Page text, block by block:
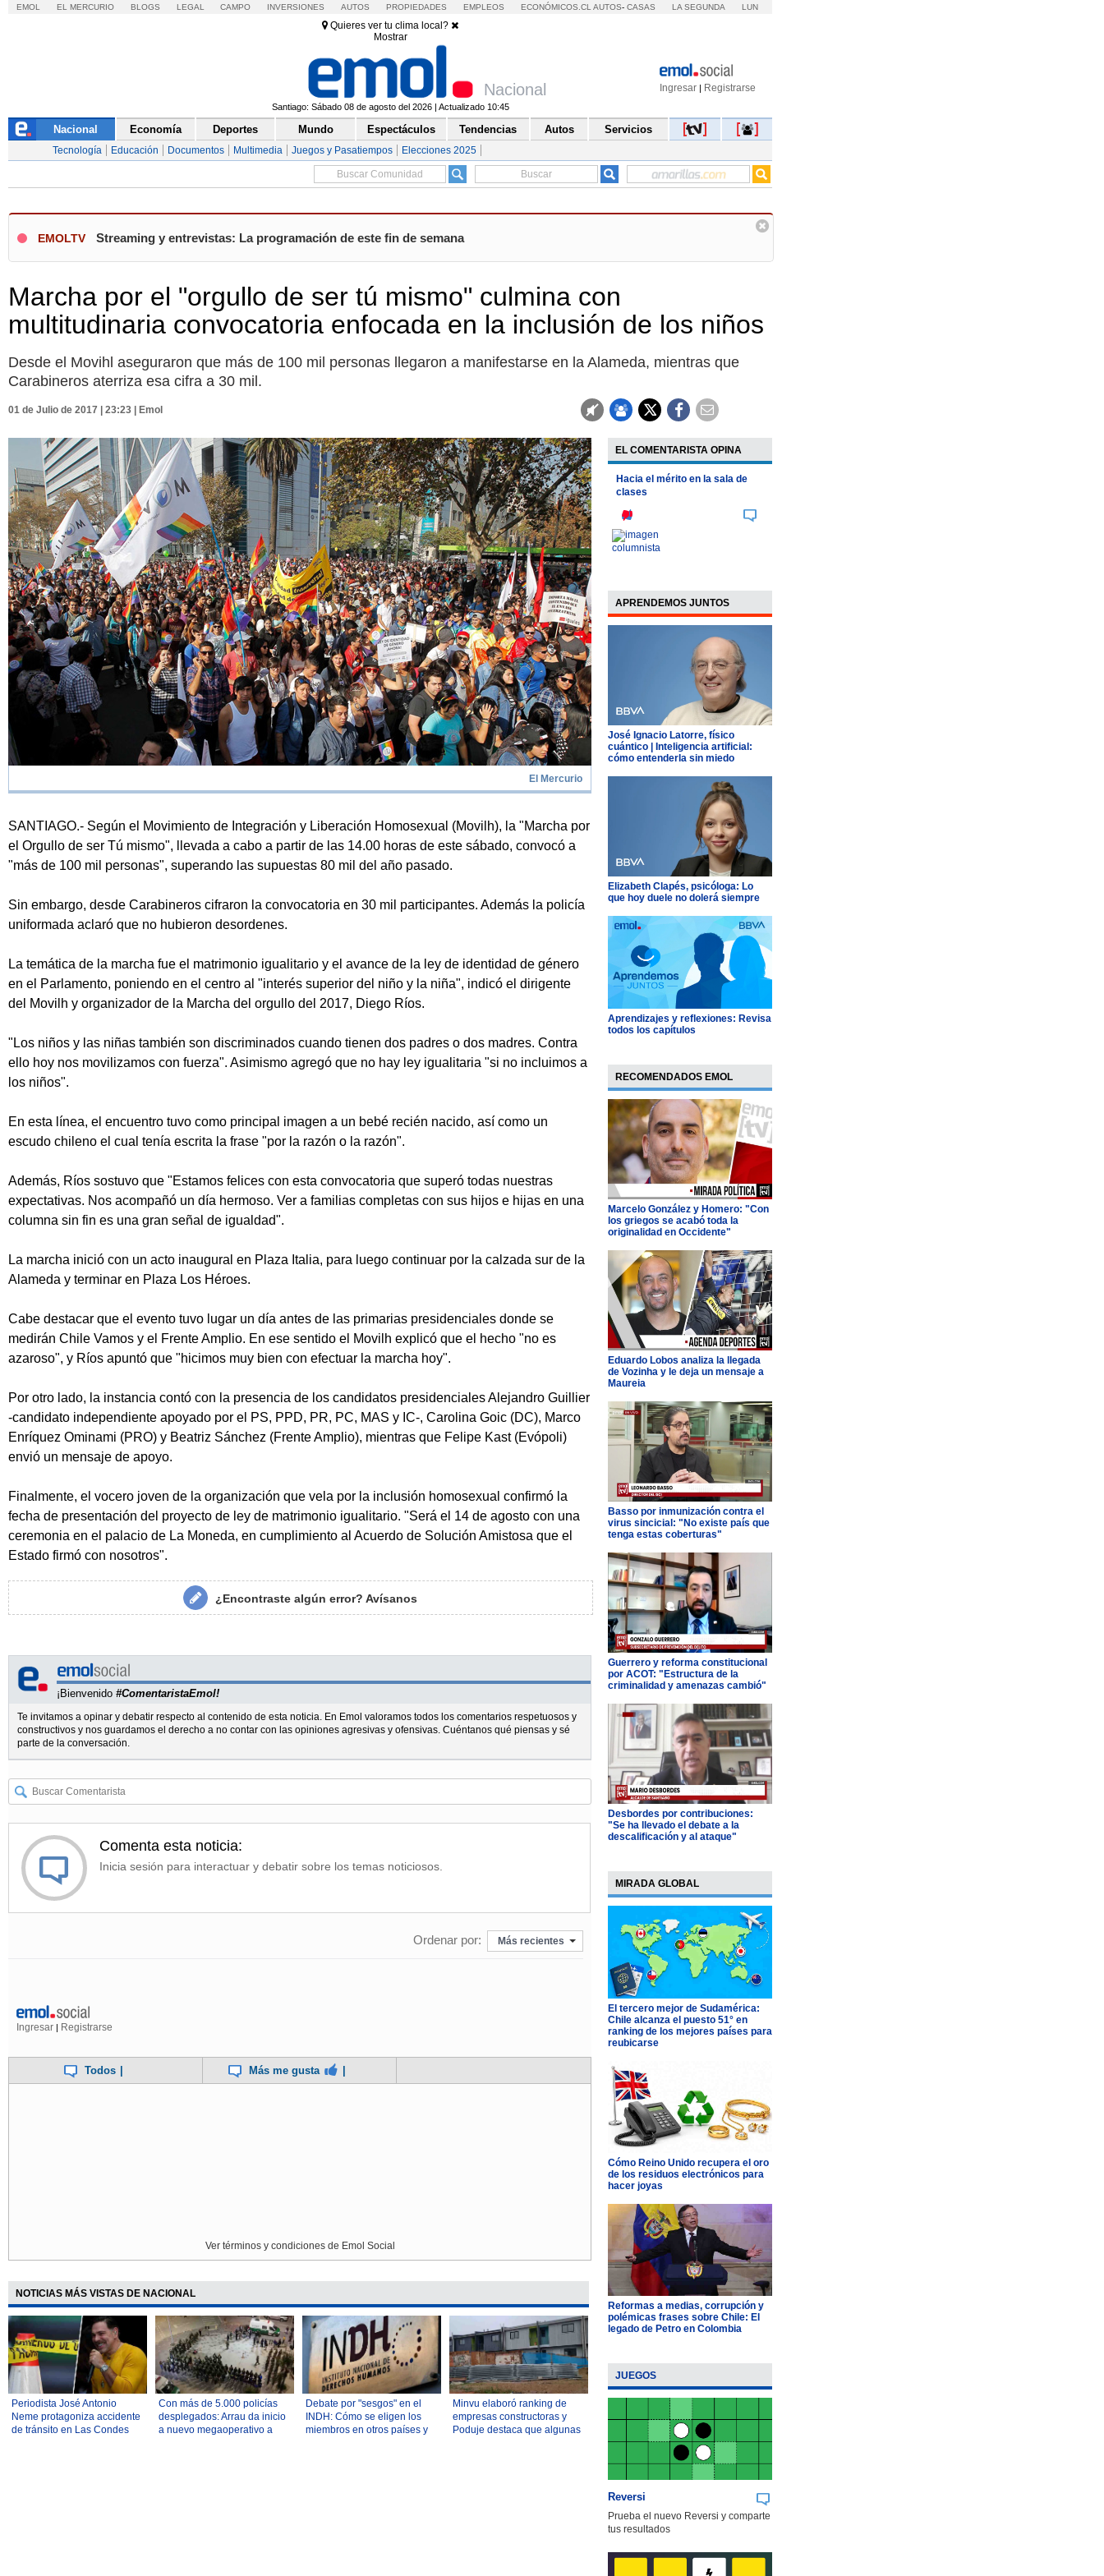
EMOL EL MERCURIO BLOGS LEGAL CAMPO INVERSIONES AUTOS PROPIEDADES EMPLEOS ECONÓMICOS.CL AUTOS- CASAS LA SEGUNDA LUN
Quieres ver tu clima local?
Mostrar
Ingresar | Registrarse
Nacional
Santiago: Sábado 08 de agosto del 2026 | Actualizado 10:45
Nacional Economía Deportes Mundo Espectáculos Tendencias Autos Servicios
Tecnología Educación Documentos Multimedia Juegos y Pasatiempos Elecciones 2025
EMOLTV Streaming y entrevistas: La programación de este fin de semana
Marcha por el "orgullo de ser tú mismo" culmina con
multitudinaria convocatoria enfocada en la inclusión de los niños
Desde el Movihl aseguraron que más de 100 mil personas llegaron a manifestarse en la Alameda, mientras que
Carabineros aterriza esa cifra a 30 mil.
01 de Julio de 2017 | 23:23 | Emol
El Mercurio
SANTIAGO.- Según el Movimiento de Integración y Liberación Homosexual (Movilh), la "Marcha por
el Orgullo de ser Tú mismo", llevada a cabo a partir de las 14.00 horas de este sábado, convocó a
"más de 100 mil personas", superando las supuestas 80 mil del año pasado.
Sin embargo, desde Carabineros cifraron la convocatoria en 30 mil participantes. Además la policía
uniformada aclaró que no hubieron desordenes.
La temática de la marcha fue el matrimonio igualitario y el avance de la ley de identidad de género
en el Parlamento, poniendo en el centro al "interés superior del niño y la niña", indicó el dirigente
del Movilh y organizador de la Marcha del orgullo del 2017, Diego Ríos.
"Los niños y las niñas también son discriminados cuando tienen dos padres o dos madres. Contra
ello hoy nos movilizamos con fuerza". Asimismo agregó que no hay ley igualitaria "si no incluimos a
los niños".
En esta línea, el encuentro tuvo como principal imagen a un bebé recién nacido, así como un
escudo chileno el cual tenía escrita la frase "por la razón o la razón".
Además, Ríos sostuvo que "Estamos felices con esta convocatoria que superó todas nuestras
expectativas. Nos acompañó un día hermoso. Ver a familias completas con sus hijos e hijas en una
columna sin fin es una gran señal de igualdad".
La marcha inició con un acto inaugural en Plaza Italia, para luego continuar por la calzada sur de la
Alameda y terminar en Plaza Los Héroes.
Cabe destacar que el evento tuvo lugar un día antes de las primarias presidenciales donde se
medirán Chile Vamos y el Frente Amplio. En ese sentido el Movilh explicó que el hecho "no es
azaroso", y Ríos apuntó que "hicimos muy bien con efectuar la marcha hoy".
Por otro lado, la instancia contó con la presencia de los candidatos presidenciales Alejandro Guillier
-candidato independiente apoyado por el PS, PPD, PR, PC, MAS y IC-, Carolina Goic (DC), Marco
Enríquez Ominami (PRO) y Beatriz Sánchez (Frente Amplio), mientras que Felipe Kast (Evópoli)
envió un mensaje de apoyo.
Finalmente, el vocero joven de la organización que vela por la inclusión homosexual confirmó la
fecha de presentación del proyecto de ley de matrimonio igualitario. "Será el 14 de agosto con una
ceremonia en el palacio de La Moneda, en cumplimiento al Acuerdo de Solución Amistosa que el
Estado firmó con nosotros".
¿Encontraste algún error?Avísanos
¡Bienvenido #ComentaristaEmol!
Te invitamos a opinar y debatir respecto al contenido de esta noticia. En Emol valoramos todos los comentarios respetuosos y
constructivos y nos guardamos el derecho a no contar con las opiniones agresivas y ofensivas. Cuéntanos qué piensas y sé
parte de la conversación.
Comenta esta noticia:
Inicia sesión para interactuar y debatir sobre los temas noticiosos.
Ordenar por: Más recientes
Ingresar | Registrarse
Todos Más me gusta
Ver términos y condiciones de Emol Social
NOTICIAS MÁS VISTAS DE NACIONAL
Periodista José Antonio
Neme protagoniza accidente
de tránsito en Las Condes
Con más de 5.000 policías
desplegados: Arrau da inicio
a nuevo megaoperativo a
Debate por "sesgos" en el
INDH: Cómo se eligen los
miembros en otros países y
Minvu elaboró ranking de
empresas constructoras y
Poduje destaca que algunas
EL COMENTARISTA OPINA
Hacia el mérito en la sala de
clases
APRENDEMOS JUNTOS
José Ignacio Latorre, físico
cuántico | Inteligencia artificial:
cómo entenderla sin miedo
Elizabeth Clapés, psicóloga: Lo
que hoy duele no dolerá siempre
Aprendizajes y reflexiones: Revisa
todos los capítulos
RECOMENDADOS EMOL
Marcelo González y Homero: "Con
los griegos se acabó toda la
originalidad en Occidente"
Eduardo Lobos analiza la llegada
de Vozinha y le deja un mensaje a
Maureia
Basso por inmunización contra el
virus sincicial: "No existe país que
tenga estas coberturas"
Guerrero y reforma constitucional
por ACOT: "Estructura de la
criminalidad y amenazas cambió"
Desbordes por contribuciones:
"Se ha llevado el debate a la
descalificación y al ataque"
MIRADA GLOBAL
El tercero mejor de Sudamérica:
Chile alcanza el puesto 51° en
ranking de los mejores países para
reubicarse
Cómo Reino Unido recupera el oro
de los residuos electrónicos para
hacer joyas
Reformas a medias, corrupción y
polémicas frases sobre Chile: El
legado de Petro en Colombia
JUEGOS
Reversi
Prueba el nuevo Reversi y comparte
tus resultados